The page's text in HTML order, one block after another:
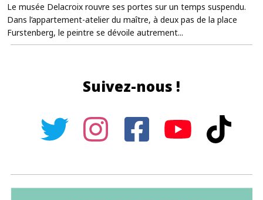
Le musée Delacroix rouvre ses portes sur un temps suspendu.
Dans l’appartement-atelier du maître, à deux pas de la place
Furstenberg, le peintre se dévoile autrement...
Suivez-nous !